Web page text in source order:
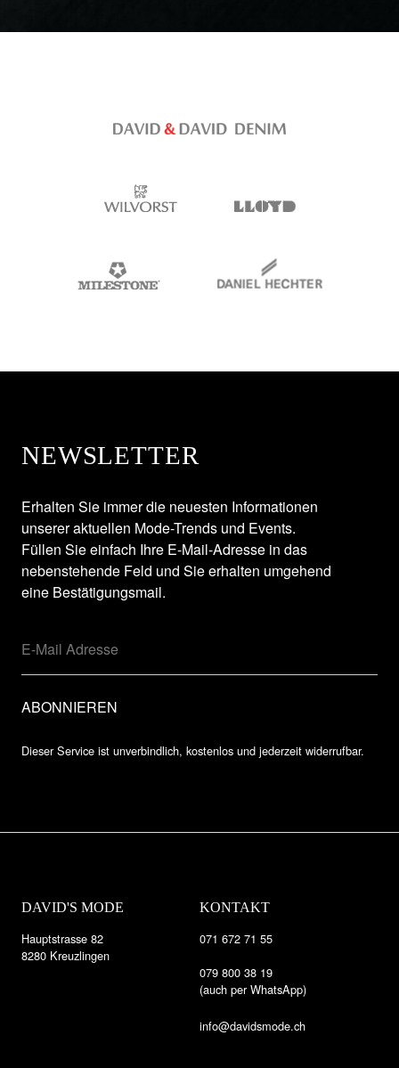
NEWSLETTER
Erhalten Sie immer die neuesten Informationen
unserer aktuellen Mode-Trends und Events.
Füllen Sie einfach Ihre E-Mail-Adresse in das
nebenstehende Feld und Sie erhalten umgehend
eine Bestätigungsmail.
Dieser Service ist unverbindlich, kostenlos und jederzeit widerrufbar.
DAVID'S MODE
Hauptstrasse 82
8280 Kreuzlingen
KONTAKT
071 672 71 55
079 800 38 19
(auch per WhatsApp)
info@davidsmode.ch